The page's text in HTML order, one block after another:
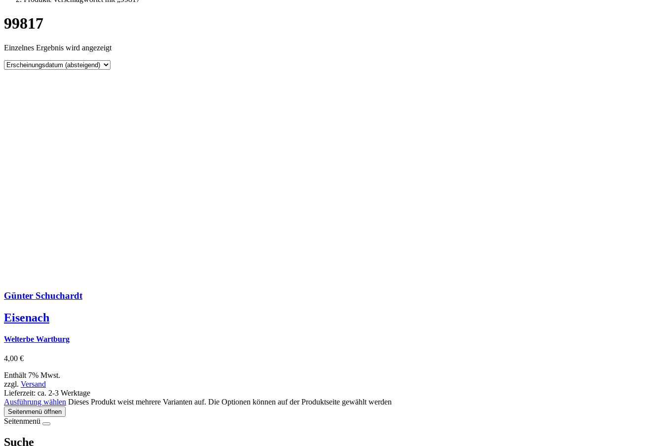
99817
Einzelnes Ergebnis wird angezeigt
Günter Schuchardt
Eisenach
Welterbe Wartburg
4,00 €
Enthält 7% Mwst.
zzgl. Versand
Lieferzeit: ca. 2-3 Werktage
Ausführung wählen Dieses Produkt weist mehrere Varianten auf. Die Optionen können auf der Produktseite gewählt werden
Seitenmenü öffnen
Seitenmenü
Suche